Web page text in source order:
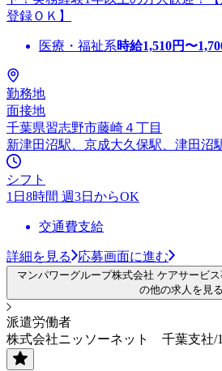
登録ＯＫ】
医療・福祉系時給1,510円〜
勤務地
面接地
千葉県習志野市藤崎４丁目
新津田沼駅、京成大久保駅、津田沼
シフト
1日8時間 週3日からOK
交通費支給
詳細を見る 応募画面に進む
マンパワーグループ株式会社 ケアサービ
の他の求人を見る
派遣労働者
株式会社ニッソーネット 千葉支社/